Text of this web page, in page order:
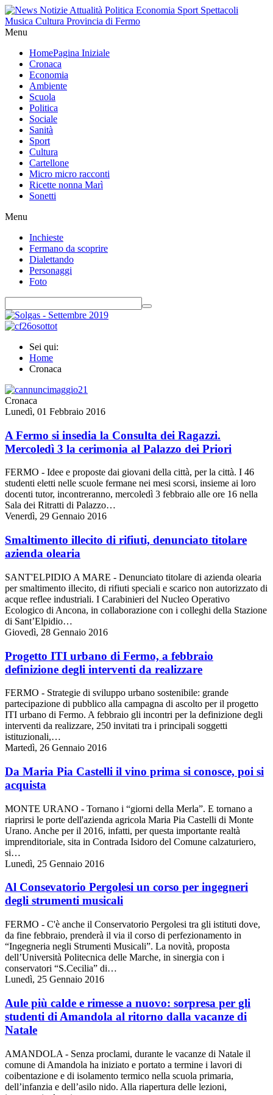
Menu
HomePagina Iniziale
Cronaca
Economia
Ambiente
Scuola
Politica
Sociale
Sanità
Sport
Cultura
Cartellone
Micro micro racconti
Ricette nonna Marì
Sonetti
Menu
Inchieste
Fermano da scoprire
Dialettando
Personaggi
Foto
Sei qui:
Home
Cronaca
Cronaca
Lunedì, 01 Febbraio 2016
A Fermo si insedia la Consulta dei Ragazzi.
Mercoledì 3 la cerimonia al Palazzo dei Priori
FERMO - Idee e proposte dai giovani della città, per la città. I 46
studenti eletti nelle scuole fermane nei mesi scorsi, insieme ai loro
docenti tutor, incontreranno, mercoledì 3 febbraio alle ore 16 nella
Sala dei Ritratti di Palazzo…
Venerdì, 29 Gennaio 2016
Smaltimento illecito di rifiuti, denunciato titolare
azienda olearia
SANT'ELPIDIO A MARE - Denunciato titolare di azienda olearia
per smaltimento illecito, di rifiuti speciali e scarico non autorizzato di
acque reflee industriali. I Carabinieri del Nucleo Operativo
Ecologico di Ancona, in collaborazione con i colleghi della Stazione
di Sant’Elpidio…
Giovedì, 28 Gennaio 2016
Progetto ITI urbano di Fermo, a febbraio
definizione degli interventi da realizzare
FERMO - Strategie di sviluppo urbano sostenibile: grande
partecipazione di pubblico alla campagna di ascolto per il progetto
ITI urbano di Fermo. A febbraio gli incontri per la definizione degli
interventi da realizzare, 250 invitati tra i principali soggetti
istituzionali,…
Martedì, 26 Gennaio 2016
Da Maria Pia Castelli il vino prima si conosce, poi si
acquista
MONTE URANO - Tornano i “giorni della Merla”. E tornano a
riaprirsi le porte dell'azienda agricola Maria Pia Castelli di Monte
Urano. Anche per il 2016, infatti, per questa importante realtà
imprenditoriale, sita in Contrada Isidoro del Comune calzaturiero,
si…
Lunedì, 25 Gennaio 2016
Al Consevatorio Pergolesi un corso per ingegneri
degli strumenti musicali
FERMO - C'è anche il Conservatorio Pergolesi tra gli istituti dove,
da fine febbraio, prenderà il via il corso di perfezionamento in
“Ingegneria negli Strumenti Musicali”. La novità, proposta
dell’Università Politecnica delle Marche, in sinergia con i
conservatori “S.Cecilia” di…
Lunedì, 25 Gennaio 2016
Aule più calde e rimesse a nuovo: sorpresa per gli
studenti di Amandola al ritorno dalla vacanze di
Natale
AMANDOLA - Senza proclami, durante le vacanze di Natale il
comune di Amandola ha iniziato e portato a termine i lavori di
coibentazione e di isolamento termico nella scuola primaria,
dell’infanzia e dell’asilo nido. Alla riapertura delle lezioni,